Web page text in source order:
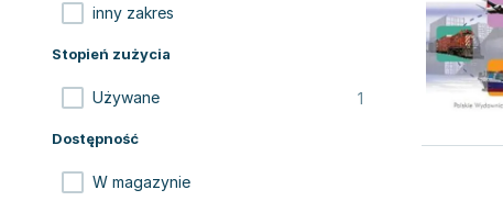
inny zakres
Stopień zużycia
Używane 1
Dostępność
W magazynie